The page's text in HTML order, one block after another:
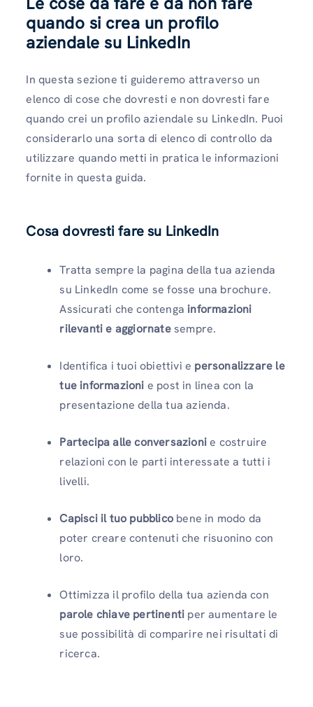
quando si crea un profilo
aziendale su LinkedIn
In questa sezione ti guideremo attraverso un
elenco di cose che dovresti e non dovresti fare
quando crei un profilo aziendale su LinkedIn. Puoi
considerarlo una sorta di elenco di controllo da
utilizzare quando metti in pratica le informazioni
fornite in questa guida.
Cosa dovresti fare su LinkedIn
Tratta sempre la pagina della tua azienda
su LinkedIn come se fosse una brochure.
Assicurati che contenga informazioni
rilevanti e aggiornatesempre.
Identifica i tuoi obiettivi e personalizzare le
tue informazioni e post in linea con la
presentazione della tua azienda.
Partecipa alle conversazionie costruire
relazioni con le parti interessate a tutti i
livelli.
Capisci il tuo pubblico bene in modo da
poter creare contenuti che risuonino con
loro.
Ottimizza il profilo della tua azienda con
parole chiave pertinenti per aumentare le
sue possibilità di comparire nei risultati di
ricerca.